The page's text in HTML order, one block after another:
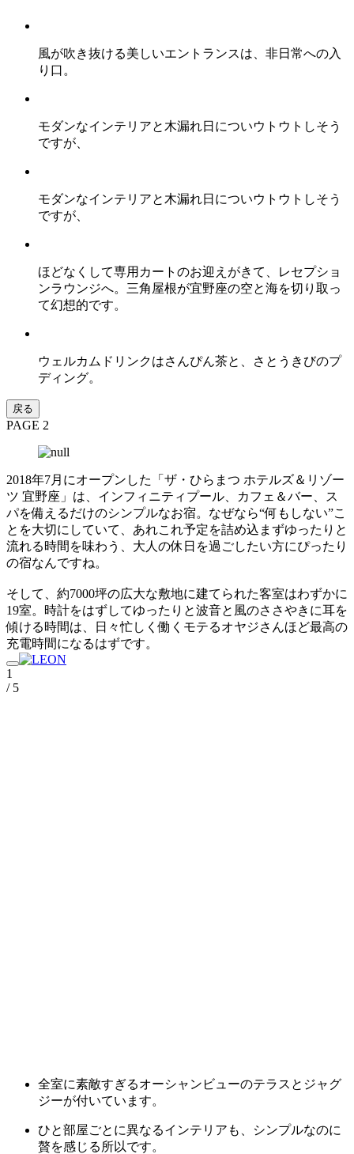
風が吹き抜ける美しいエントランスは、非日常への入
り口。
モダンなインテリアと木漏れ日についウトウトしそう
ですが、
モダンなインテリアと木漏れ日についウトウトしそう
ですが、
ほどなくして専用カートのお迎えがきて、レセプショ
ンラウンジへ。三角屋根が宜野座の空と海を切り取っ
て幻想的です。
ウェルカムドリンクはさんぴん茶と、さとうきびのプ
ディング。
戻る
PAGE 2
2018年7月にオープンした「ザ・ひらまつ ホテルズ＆リゾー
ツ 宜野座」は、インフィニティプール、カフェ＆バー、ス
パを備えるだけのシンプルなお宿。なぜなら“何もしない”こ
とを大切にしていて、あれこれ予定を詰め込まずゆったりと
流れる時間を味わう、大人の休日を過ごしたい方にぴったり
の宿なんですね。
そして、約7000坪の広大な敷地に建てられた客室はわずかに
19室。時計をはずしてゆったりと波音と風のささやきに耳を
傾ける時間は、日々忙しく働くモテるオヤジさんほど最高の
充電時間になるはずです。
1
/ 5
全室に素敵すぎるオーシャンビューのテラスとジャグ
ジーが付いています。
ひと部屋ごとに異なるインテリアも、シンプルなのに
贅を感じる所以です。